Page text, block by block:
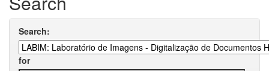
Search:
for